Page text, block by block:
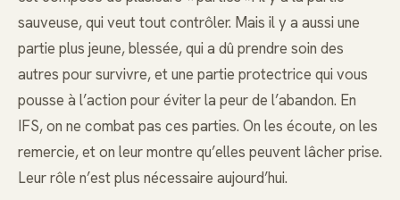
sauveuse, qui veut tout contrôler. Mais il y a aussi une
partie plus jeune, blessée, qui a dû prendre soin des
autres pour survivre, et une partie protectrice qui vous
pousse à l’action pour éviter la peur de l’abandon. En
IFS, on ne combat pas ces parties. On les écoute, on les
remercie, et on leur montre qu’elles peuvent lâcher prise.
Leur rôle n’est plus nécessaire aujourd’hui.